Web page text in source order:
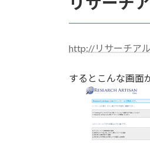
http://リサーチア
するとこんな画面